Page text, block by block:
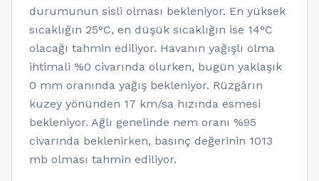
durumunun sisli olması bekleniyor. En yüksek
sıcaklığın 25°C, en düşük sıcaklığın ise 14°C
olacağı tahmin ediliyor. Havanın yağışlı olma
ihtimali %0 civarında olurken, bugün yaklaşık
0 mm oranında yağış bekleniyor. Rüzgârın
kuzey yönünden 17 km/sa hızında esmesi
bekleniyor. Ağlı genelinde nem oranı %95
civarında beklenirken, basınç değerinin 1013
mb olması tahmin ediliyor.